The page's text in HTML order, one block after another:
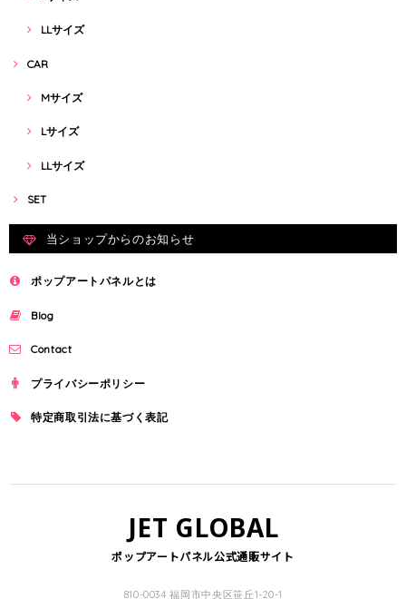
LLサイズ
CAR
Mサイズ
Lサイズ
LLサイズ
SET
当ショップからのお知らせ
ポップアートパネルとは
Blog
Contact
プライバシーポリシー
特定商取引法に基づく表記
JET GLOBAL
ポップアートパネル公式通販サイト
810-0034 福岡市中央区笹丘1-20-1